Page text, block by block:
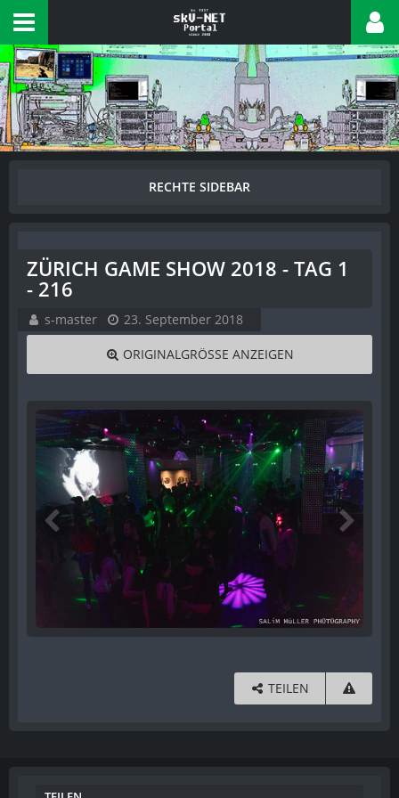
ZÜRICH GAME SHOW 2018 - TAG 1
- 216
s-master 23. September 2018
ORIGINALGRÖSSE ANZEIGEN
TEILEN